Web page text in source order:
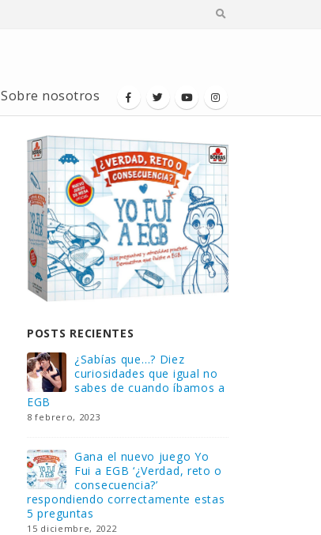
Sobre nosotros
POSTS RECIENTES
¿Sabías que…? Diez
curiosidades que igual no
sabes de cuando íbamos a
EGB
8 febrero, 2023
Gana el nuevo juego Yo
Fui a EGB ‘¿Verdad, reto o
consecuencia?’
respondiendo correctamente estas
5 preguntas
15 diciembre, 2022